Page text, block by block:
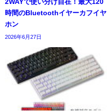
2WAYで使い分け自在！最大120
時間のBluetoothイヤーカフイヤ
ホン
2026年6月27日